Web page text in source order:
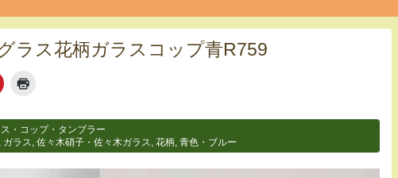
ラス花柄ガラスコップ青R759
・コップ・タンブラー
ガラス 佐々木硝子・佐々木ガラス 花柄 青色・ブルー